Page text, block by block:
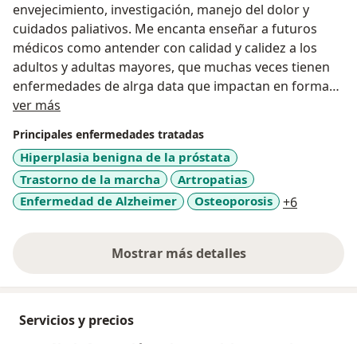
envejecimiento, investigación, manejo del dolor y
cuidados paliativos. Me encanta enseñar a futuros
médicos como antender con calidad y calidez a los
adultos y adultas mayores, que muchas veces tienen
enfermedades de alrga data que impactan en formas
diversas en su salud y en la de sus familias.
ver más
Principales enfermedades tratadas
Hiperplasia benigna de la próstata
Trastorno de la marcha
Artropatias
Enfermedad de Alzheimer
Osteoporosis +6
Mostrar más detalles
sobre la experiencia
Servicios y precios